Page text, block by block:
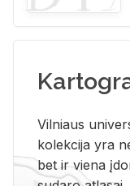
Vil­niaus
ko­lek­ci­ja yra
bet ir vie­na